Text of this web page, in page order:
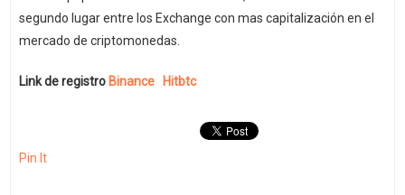
segundo lugar entre los Exchange con mas capitalización en el
mercado de criptomonedas.
Link de registro Binance Hitbtc
Pin It